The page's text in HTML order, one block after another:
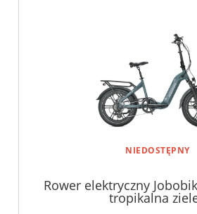
NIEDOSTĘPNY
Rower elektryczny
tropikalna